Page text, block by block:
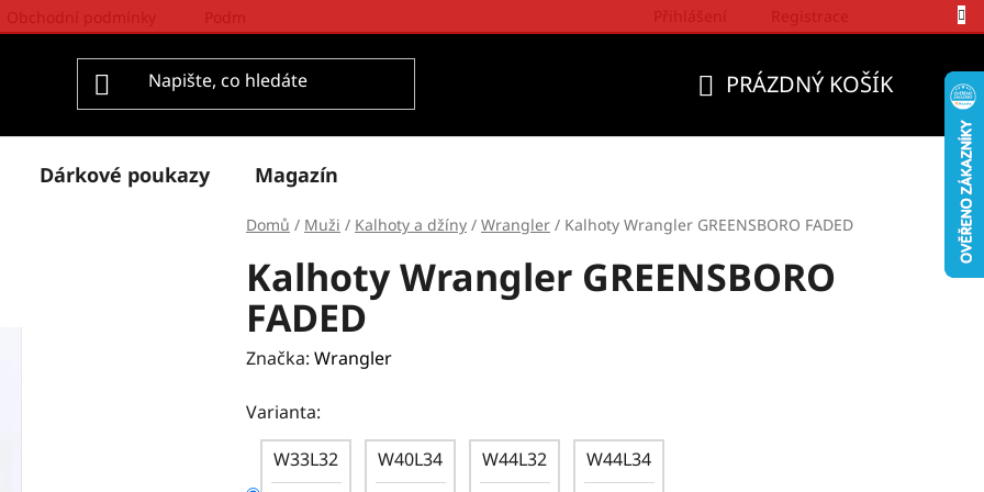
PRÁZDNÝ KOŠÍK
Dárkové poukazy Magazín
Domů / Muži / Kalhoty a džíny / Wrangler / Kalhoty Wrangler GREENSBORO FADED
Kalhoty Wrangler GREENSBORO
FADED
Značka: Wrangler
Varianta:
W33L32
W40L34 W44L32 W44L34